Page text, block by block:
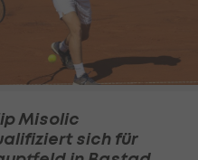
Misolic
sich für